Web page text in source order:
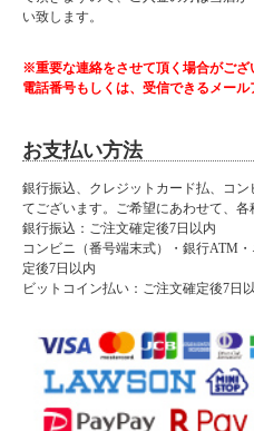
い致します。
※重要な連絡をさせて頂く場合がご
電話番号もしくは、受信できるメール
お支払い方法
銀行振込、クレジットカード払、コ
てございます。ご希望にあわせて、各
銀行振込：ご注文確定後7日以内
コンビニ（番号端末式）・銀行ATM
定後7日以内
ビットコイン払い：ご注文確定後7日